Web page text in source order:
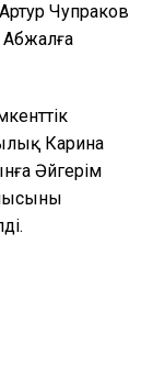
Чупраков
Карина
Әйгерім